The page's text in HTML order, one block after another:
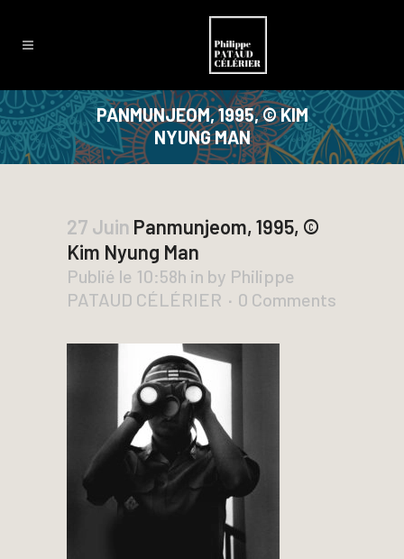
PANMUNJEOM, 1995, © KIM
NYUNG MAN
27 Juin Panmunjeom, 1995, ©
Kim Nyung Man
Publié le 10:58h in by Philippe
PATAUD CÉLÉRIER
0 Comments